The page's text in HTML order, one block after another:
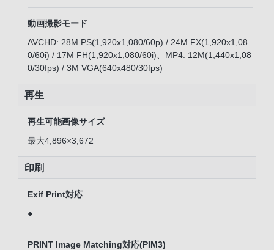
動画撮影モード
AVCHD: 28M PS(1,920x1,080/60p) / 24M FX(1,920x1,08
0/60i) / 17M FH(1,920x1,080/60i)、MP4: 12M(1,440x1,08
0/30fps) / 3M VGA(640x480/30fps)
再生
再生可能画像サイズ
最大4,896×3,672
印刷
Exif Print対応
●
PRINT Image Matching対応(PIM3)